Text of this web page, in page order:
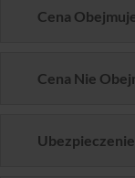
Cena
Cena Nie
Ubezpieczenie